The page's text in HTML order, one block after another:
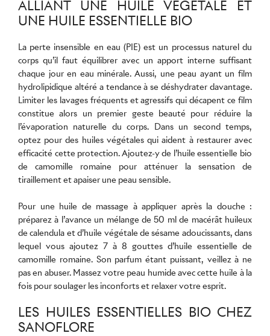
ALLIANT UNE HUILE VÉGÉTALE ET
UNE HUILE ESSENTIELLE BIO
La perte insensible en eau (PIE) est un processus naturel du
corps qu’il faut équilibrer avec un apport interne suffisant
chaque jour en eau minérale. Aussi, une peau ayant un film
hydrolipidique altéré a tendance à se déshydrater davantage.
Limiter les lavages fréquents et agressifs qui décapent ce film
constitue alors un premier geste beauté pour réduire la
l’évaporation naturelle du corps. Dans un second temps,
optez pour des huiles végétales qui aident à restaurer avec
efficacité cette protection. Ajoutez-y de l’huile essentielle bio
de camomille romaine pour atténuer la sensation de
tiraillement et apaiser une peau sensible.
Pour une huile de massage à appliquer après la douche :
préparez à l’avance un mélange de 50 ml de macérât huileux
de calendula et d’huile végétale de sésame adoucissants, dans
lequel vous ajoutez 7 à 8 gouttes d’huile essentielle de
camomille romaine. Son parfum étant puissant, veillez à ne
pas en abuser. Massez votre peau humide avec cette huile à la
fois pour soulager les inconforts et relaxer votre esprit.
LES HUILES ESSENTIELLES BIO CHEZ
SANOFLORE